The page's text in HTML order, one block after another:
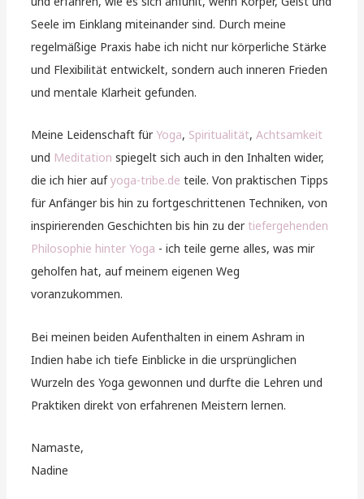
Seele im Einklang miteinander sind. Durch meine
regelmäßige Praxis habe ich nicht nur körperliche Stärke
und Flexibilität entwickelt, sondern auch inneren Frieden
und mentale Klarheit gefunden.
Meine Leidenschaft für Yoga, Spiritualität,Achtsamkeit
und Meditation spiegelt sich auch in den Inhalten wider,
die ich hier aufyoga-tribe.de teile. Von praktischen Tipps
für Anfänger bis hin zu fortgeschrittenen Techniken, von
inspirierenden Geschichten bis hin zu der tiefergehenden
Philosophie hinter Yoga - ich teile gerne alles, was mir
geholfen hat, auf meinem eigenen Weg
voranzukommen.
Bei meinen beiden Aufenthalten in einem Ashram in
Indien habe ich tiefe Einblicke in die ursprünglichen
Wurzeln des Yoga gewonnen und durfte die Lehren und
Praktiken direkt von erfahrenen Meistern lernen.
Namaste,
Nadine